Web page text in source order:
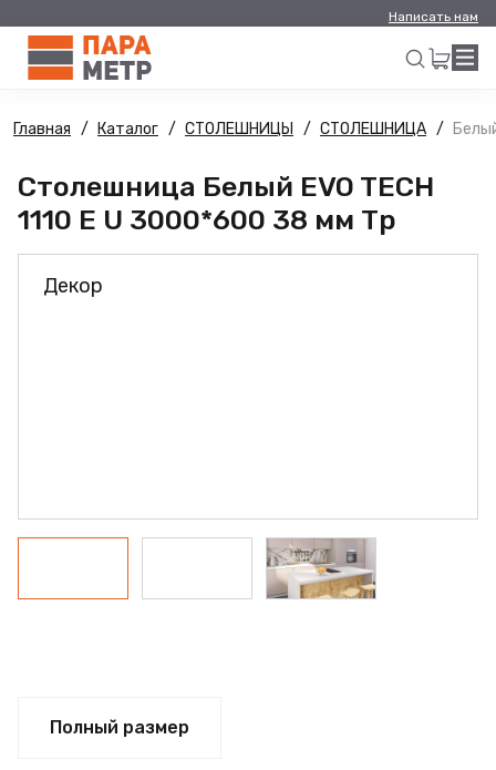
Написать нам
Искать
Главная Каталог СТОЛЕШНИЦЫ СТОЛЕШНИЦА
Столешница Белый EVO TECH
1110 E U 3000*600 38 мм Тр
Декор
Полный размер